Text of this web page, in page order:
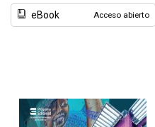
eBook Acceso abierto